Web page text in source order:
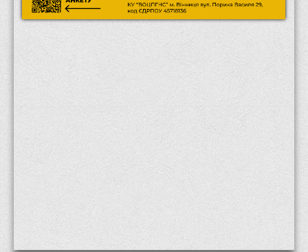
Місія та цілі
Публічна інформація
Заходи запобігання протиправним діям
Антикорупційні заходи
Протидія тероризму та насиллю
Як розпізнати глорифікацію збройної агресії РФ проти
України та протистояти їй?
Правила поведінки у разі виявлення вибухонебезпечних